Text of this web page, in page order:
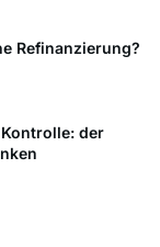
Refinanzierung?
der